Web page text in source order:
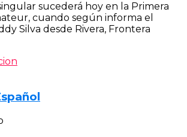
sucederá hoy en la Primera
cuando según informa el
Silva desde Rivera, Frontera